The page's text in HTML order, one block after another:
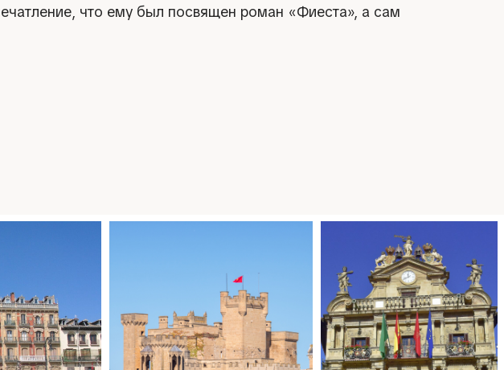
что ему был посвящен роман «Фиеста», а сам